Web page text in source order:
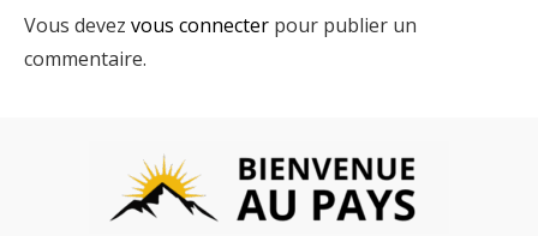
Vous devez vous connecter pour publier un
commentaire.